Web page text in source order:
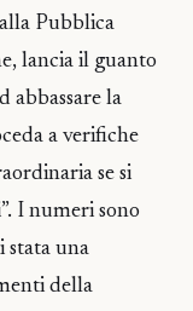
Pubblica
lancia il guanto
abbassare la
a verifiche
se si
I numeri sono
stata una
della